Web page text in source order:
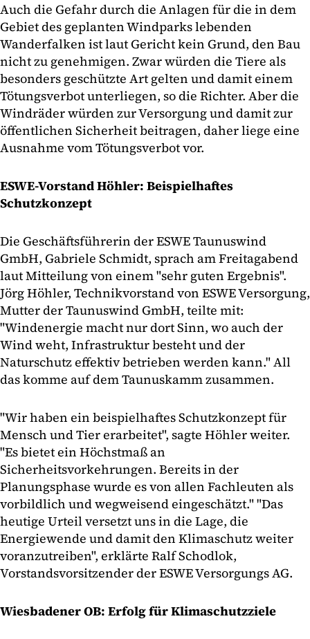
Auch die Gefahr durch die Anlagen für die in dem
Gebiet des geplanten Windparks lebenden
Wanderfalken ist laut Gericht kein Grund, den Bau
nicht zu genehmigen. Zwar würden die Tiere als
besonders geschützte Art gelten und damit einem
Tötungsverbot unterliegen, so die Richter. Aber die
Windräder würden zur Versorgung und damit zur
öffentlichen Sicherheit beitragen, daher liege eine
Ausnahme vom Tötungsverbot vor.
ESWE-Vorstand Höhler: Beispielhaftes
Schutzkonzept
Die Geschäftsführerin der ESWE Taunuswind
GmbH, Gabriele Schmidt, sprach am Freitagabend
laut Mitteilung von einem "sehr guten Ergebnis".
Jörg Höhler, Technikvorstand von ESWE Versorgung,
Mutter der Taunuswind GmbH, teilte mit:
"Windenergie macht nur dort Sinn, wo auch der
Wind weht, Infrastruktur besteht und der
Naturschutz effektiv betrieben werden kann." All
das komme auf dem Taunuskamm zusammen.
"Wir haben ein beispielhaftes Schutzkonzept für
Mensch und Tier erarbeitet", sagte Höhler weiter.
"Es bietet ein Höchstmaß an
Sicherheitsvorkehrungen. Bereits in der
Planungsphase wurde es von allen Fachleuten als
vorbildlich und wegweisend eingeschätzt." "Das
heutige Urteil versetzt uns in die Lage, die
Energiewende und damit den Klimaschutz weiter
voranzutreiben", erklärte Ralf Schodlok,
Vorstandsvorsitzender der ESWE Versorgungs AG.
Wiesbadener OB: Erfolg für Klimaschutzziele